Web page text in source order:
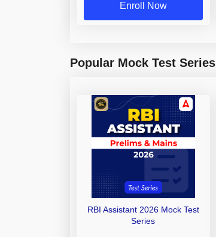
Enroll Now
Popular Mock Test Series
RBI Assistant 2026 Mock Test
Series